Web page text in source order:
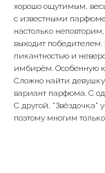
хорошо ощутимым,
с известными
настолько
выходит
пикантностью и
имбирём. Особенную
Сложно найти
вариант парфюма. С
С другой, "Звёздочка"
поэтому многим